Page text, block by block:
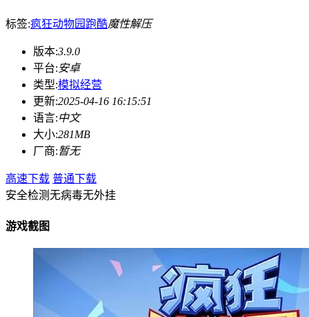
标签:疯狂动物园 跑酷魔性解压
版本:3.9.0
平台:安卓
类型:模拟经营
更新:2025-04-16 16:15:51
语言:中文
大小:281MB
厂商:暂无
高速下载 普通下载
安全检测无病毒无外挂
游戏截图